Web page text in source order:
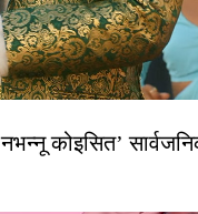
‘नभन्नू कोइसित’